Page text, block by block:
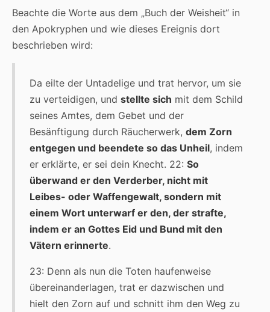
Beachte die Worte aus dem „Buch der Weisheit“ in
den Apokryphen und wie dieses Ereignis dort
beschrieben wird:
Da eilte der Untadelige und trat hervor, um sie
zu verteidigen, und stellte sich mit dem Schild
seines Amtes, dem Gebet und der
Besänftigung durch Räucherwerk, dem Zorn
entgegen und beendete so das Unheil, indem
er erklärte, er sei dein Knecht. 22: So
überwand er den Verderber, nicht mit
Leibes- oder Waffengewalt, sondern mit
einem Wort unterwarf er den, der strafte,
indem er an Gottes Eid und Bund mit den
Vätern erinnerte.
23: Denn als nun die Toten haufenweise
übereinanderlagen, trat er dazwischen und
hielt den Zorn auf und schnitt ihm den Weg zu